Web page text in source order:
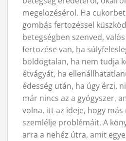
megelozésérol. Ha
gombás fertozéssel
betegségben szenved,
fertozése van, ha
boldogtalan, ha nem tudja
étvágyát, ha
édesség után, ha úgy érzi,
már nincs az a gyógyszer,
volna, itt az ideje, hogy
szemlélje problémáit. A
arra a nehéz útra, amit